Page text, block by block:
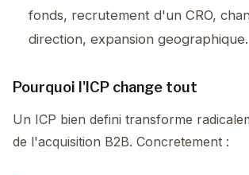
fonds, recrutement d'un CRO,
direction, expansion geographique.
Pourquoi l'ICP change tout
Un ICP bien defini transforme
de l'acquisition B2B. Concretement :